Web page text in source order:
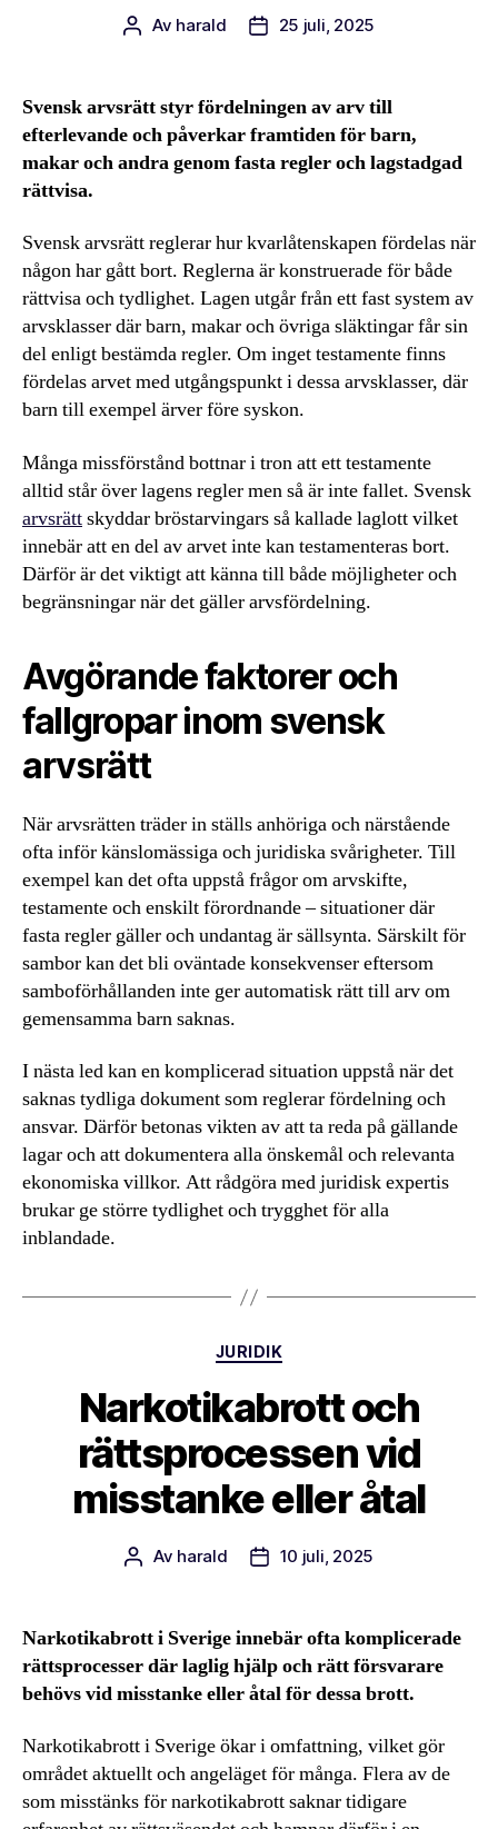
Inläggsförfattare
Av harald Inläggsdatum
25 juli, 2025
Svensk arvsrätt styr fördelningen av arv till
efterlevande och påverkar framtiden för barn,
makar och andra genom fasta regler och lagstadgad
rättvisa.
Svensk arvsrätt reglerar hur kvarlåtenskapen fördelas när
någon har gått bort. Reglerna är konstruerade för både
rättvisa och tydlighet. Lagen utgår från ett fast system av
arvsklasser där barn, makar och övriga släktingar får sin
del enligt bestämda regler. Om inget testamente finns
fördelas arvet med utgångspunkt i dessa arvsklasser, där
barn till exempel ärver före syskon.
Många missförstånd bottnar i tron att ett testamente
alltid står över lagens regler men så är inte fallet. Svensk
arvsrättskyddar bröstarvingars så kallade laglott vilket
innebär att en del av arvet inte kan testamenteras bort.
Därför är det viktigt att känna till både möjligheter och
begränsningar när det gäller arvsfördelning.
Avgörande faktorer och
fallgropar inom svensk
arvsrätt
När arvsrätten träder in ställs anhöriga och närstående
ofta inför känslomässiga och juridiska svårigheter. Till
exempel kan det ofta uppstå frågor om arvskifte,
testamente och enskilt förordnande – situationer där
fasta regler gäller och undantag är sällsynta. Särskilt för
sambor kan det bli oväntade konsekvenser eftersom
samboförhållanden inte ger automatisk rätt till arv om
gemensamma barn saknas.
I nästa led kan en komplicerad situation uppstå när det
saknas tydliga dokument som reglerar fördelning och
ansvar. Därför betonas vikten av att ta reda på gällande
lagar och att dokumentera alla önskemål och relevanta
ekonomiska villkor. Att rådgöra med juridisk expertis
brukar ge större tydlighet och trygghet för alla
inblandade.
Kategorier
JURIDIK
Narkotikabrott och
rättsprocessen vid
misstanke eller åtal
Inläggsförfattare
Av harald Inläggsdatum
10 juli, 2025
Narkotikabrott i Sverige innebär ofta komplicerade
rättsprocesser där laglig hjälp och rätt försvarare
behövs vid misstanke eller åtal för dessa brott.
Narkotikabrott i Sverige ökar i omfattning, vilket gör
området aktuellt och angeläget för många. Flera av de
som misstänks för narkotikabrott saknar tidigare